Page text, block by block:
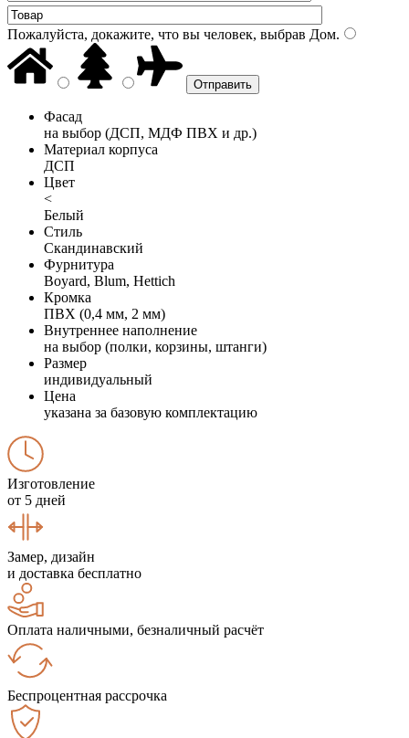
Пожалуйста, докажите, что вы человек, выбрав Дом.
Фасад
на выбор (ДСП, МДФ ПВХ и др.)
Материал корпуса
ДСП
Цвет
<
Белый
Стиль
Скандинавский
Фурнитура
Boyard, Blum, Hettich
Кромка
ПВХ (0,4 мм, 2 мм)
Внутреннее наполнение
на выбор (полки, корзины, штанги)
Размер
индивидуальный
Цена
указана за базовую комплектацию
Изготовление
от 5 дней
Замер, дизайн
и доставка бесплатно
Оплата наличными, безналичный расчёт
Беспроцентная рассрочка